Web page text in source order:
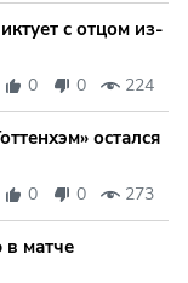
с отцом из-
0 0 224
остался
0 0 273
в матче